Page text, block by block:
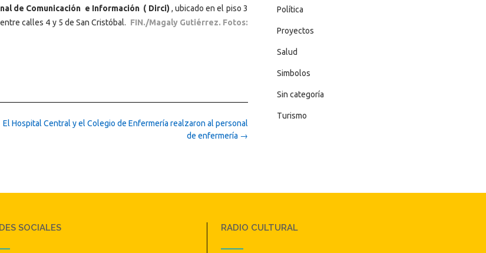
de Comunicación e Información ( Dirci) , ubicado en el piso 3
calles 4 y 5 de San Cristóbal. FIN./Magaly Gutiérrez. Fotos:
El Hospital Central y el Colegio de Enfermería realzaron al personal
de enfermería →
Política
Proyectos
Salud
Simbolos
Sin categoría
Turismo
SOCIALES RADIO CULTURAL